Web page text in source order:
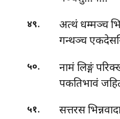
४९.
अत्थं धम्मञ्च
गन्थञ्च
५०.
नामं लिङ्गं
पकतिभावं
५१.
सत्तरस